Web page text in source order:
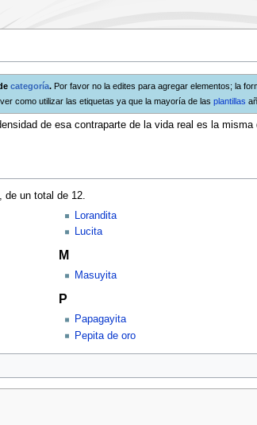
categoría.Por favor no la edites para agregar elementos; la
como utilizar las etiquetas ya que la mayoría de las plantillas
de esa contraparte de la vida real es la
de un total de 12.
Lorandita
Lucita
M
Masuyita
P
Papagayita
Pepita de oro